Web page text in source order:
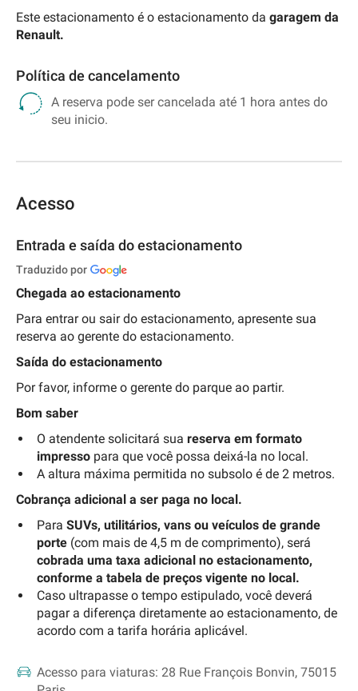
Este estacionamento é o estacionamento da garagem da
Renault.
Política de cancelamento
A reserva pode ser cancelada até 1 hora antes do
seu inicio.
Acesso
Entrada e saída do estacionamento
Traduzido por
Chegada ao estacionamento
Para entrar ou sair do estacionamento, apresente sua
reserva ao gerente do estacionamento.
Saída do estacionamento
Por favor, informe o gerente do parque ao partir.
Bom saber
O atendente solicitará sua reserva em formato
impresso para que você possa deixá-la no local.
A altura máxima permitida no subsolo é de 2 metros.
Cobrança adicional a ser paga no local.
Para SUVs, utilitários, vans ou veículos de grande
porte (com mais de 4,5 m de comprimento), será
cobrada uma taxa adicional no estacionamento,
conforme a tabela de preços vigente no local.
Caso ultrapasse o tempo estipulado, você deverá
pagar a diferença diretamente ao estacionamento, de
acordo com a tarifa horária aplicável.
Acesso para viaturas: 28 Rue François Bonvin, 75015